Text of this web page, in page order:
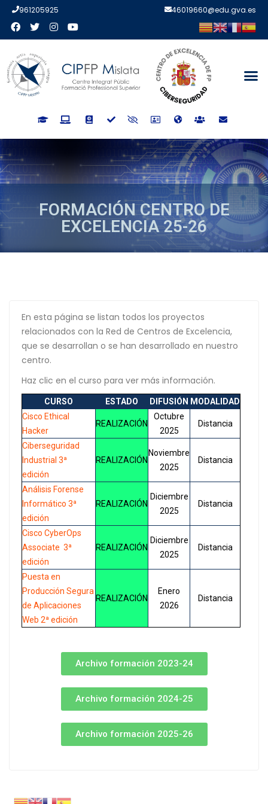
961205925 46019660@edu.gva.es
FORMACIÓN CENTRO DE
EXCELENCIA 25-26
FORMACIÓN CENTRO DE
En esta página se listan todos los proyectos
relacionados con la Red de Centros de Excelencia,
que se desarrollan o se han desarrollado en nuestro
centro.
Haz clic en el curso para ver más información.
CURSO ESTADO DIFUSIÓN MODALIDAD
Cisco Ethical
Hacker
REALIZACIÓN
Octubre
2025
Distancia
Ciberseguridad
Industrial 3ª
edición
REALIZACIÓN
Noviembre
2025
Distancia
Análisis Forense
Informático 3ª
edición
REALIZACIÓN
Diciembre
2025
Distancia
Cisco CyberOps
Associate 3ª
edición
REALIZACIÓN
Diciembre
2025
Distancia
Puesta en
Producción Segura
de Aplicaciones
Web 2ª edición
REALIZACIÓN
Enero
2026
Distancia
Archivo formación 2023-24
Archivo formación 2024-25
Archivo formación 2025-26